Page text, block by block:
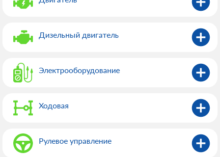
Дизельный двигатель
Электрооборудованиe
Ходовая
Рулевое управление